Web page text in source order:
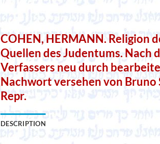
COHEN, HERMANN. Religion
Quellen des Judentums. Nach
Verfassers neu durch
Nachwort versehen von Bruno
Repr.
DESCRIPTION